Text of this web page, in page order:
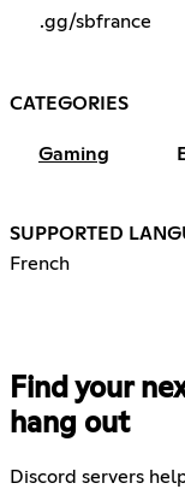
.gg/sbfrance
CATEGORIES
Gaming
SUPPORTED
French
Find your
hang out
Discord servers